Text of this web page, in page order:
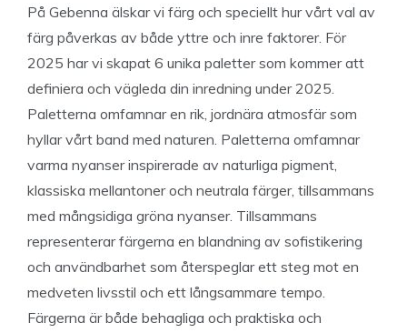
På Gebenna älskar vi färg och speciellt hur vårt val av
färg påverkas av både yttre och inre faktorer. För
2025 har vi skapat 6 unika paletter som kommer att
definiera och vägleda din inredning under 2025.
Paletterna omfamnar en rik, jordnära atmosfär som
hyllar vårt band med naturen. Paletterna omfamnar
varma nyanser inspirerade av naturliga pigment,
klassiska mellantoner och neutrala färger, tillsammans
med mångsidiga gröna nyanser. Tillsammans
representerar färgerna en blandning av sofistikering
och användbarhet som återspeglar ett steg mot en
medveten livsstil och ett långsammare tempo.
Färgerna är både behagliga och praktiska och